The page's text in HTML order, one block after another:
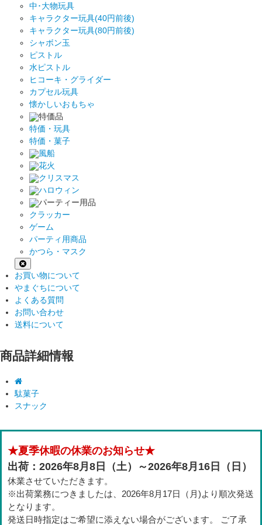
中･大物玩具
キャラクター玩具(40円前後)
キャラクター玩具(80円前後)
シャボン玉
ピストル
水ピストル
ヒコーキ・グライダー
カプセル玩具
懐かしいおもちゃ
特価品
特価・玩具
特価・菓子
風船
花火
クリスマス
ハロウィン
パーティー用品
クラッカー
ゲーム
パーティ用商品
かつら・マスク
お買い物について
やまぐちについて
よくある質問
お問い合わせ
送料について
商品詳細情報
駄菓子
スナック
★夏季休暇の休業のお知らせ★
出荷：2026年8月8日（土）～2026年8月16日（日）
休業させていただきます。
※出荷業務につきましたは、2026年8月17日（月)より順次発送
となります。
発送日時指定はご希望に添えない場合がございます。 ご了承